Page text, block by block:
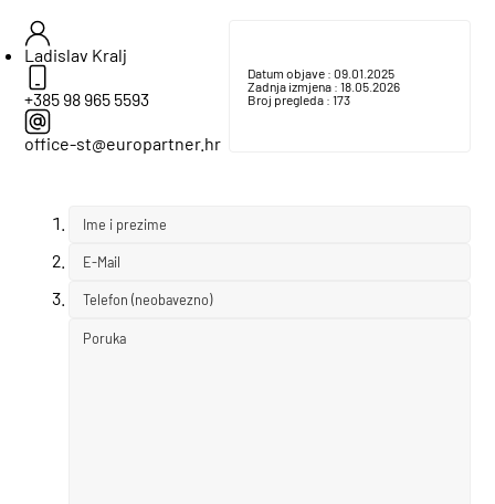
Ladislav Kralj
+385 98 965 5593
office-st@europartner.hr
Datum objave : 09.01.2025
Zadnja izmjena : 18.05.2026
Broj pregleda : 173